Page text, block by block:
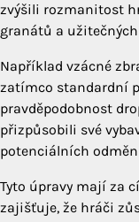
zvýšili rozmanitost
granátů a
Například vzácné
zatímco standardní
pravděpodobnost
přizpůsobili své
potenciálních
Tyto úpravy mají za
zajišťuje, že hráči